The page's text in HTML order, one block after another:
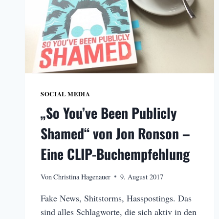
SOCIAL MEDIA
„So You’ve Been Publicly
Shamed“ von Jon Ronson –
Eine CLIP-Buchempfehlung
VonChristina Hagenauer 9. August 2017
Fake News, Shitstorms, Hasspostings. Das
sind alles Schlagworte, die sich aktiv in den